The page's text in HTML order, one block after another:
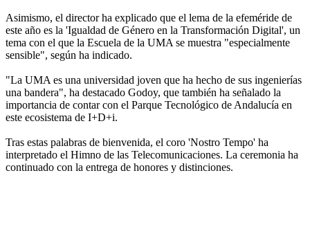
Asimismo, el director ha explicado que el lema de la efeméride de
este año es la 'Igualdad de Género en la Transformación Digital', un
tema con el que la Escuela de la UMA se muestra "especialmente
sensible", según ha indicado.
"La UMA es una universidad joven que ha hecho de sus ingenierías
una bandera", ha destacado Godoy, que también ha señalado la
importancia de contar con el Parque Tecnológico de Andalucía en
este ecosistema de I+D+i.
Tras estas palabras de bienvenida, el coro 'Nostro Tempo' ha
interpretado el Himno de las Telecomunicaciones. La ceremonia ha
continuado con la entrega de honores y distinciones.